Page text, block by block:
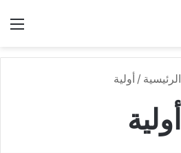
الرئيسية / أولية
أولية